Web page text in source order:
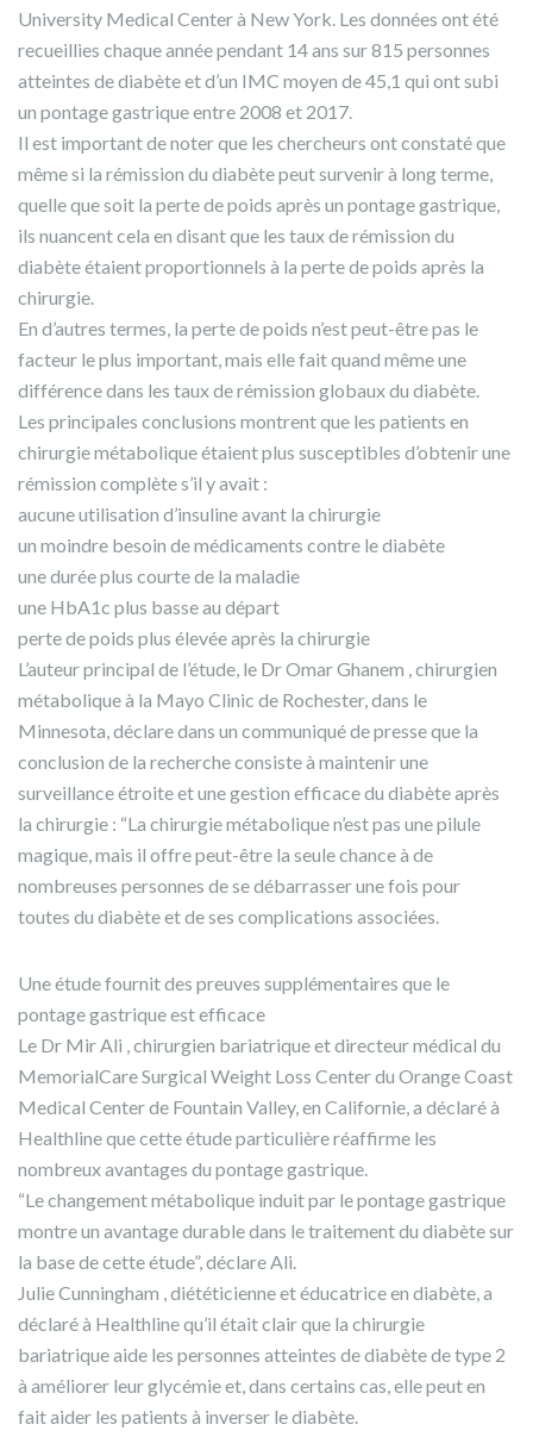
University Medical Center à New York. Les données ont été
recueillies chaque année pendant 14 ans sur 815 personnes
atteintes de diabète et d’un IMC moyen de 45,1 qui ont subi
un pontage gastrique entre 2008 et 2017.
Il est important de noter que les chercheurs ont constaté que
même si la rémission du diabète peut survenir à long terme,
quelle que soit la perte de poids après un pontage gastrique,
ils nuancent cela en disant que les taux de rémission du
diabète étaient proportionnels à la perte de poids après la
chirurgie.
En d’autres termes, la perte de poids n’est peut-être pas le
facteur le plus important, mais elle fait quand même une
différence dans les taux de rémission globaux du diabète.
Les principales conclusions montrent que les patients en
chirurgie métabolique étaient plus susceptibles d’obtenir une
rémission complète s’il y avait :
aucune utilisation d’insuline avant la chirurgie
un moindre besoin de médicaments contre le diabète
une durée plus courte de la maladie
une HbA1c plus basse au départ
perte de poids plus élevée après la chirurgie
L’auteur principal de l’étude, le Dr Omar Ghanem , chirurgien
métabolique à la Mayo Clinic de Rochester, dans le
Minnesota, déclare dans un communiqué de presse que la
conclusion de la recherche consiste à maintenir une
surveillance étroite et une gestion efficace du diabète après
la chirurgie : “La chirurgie métabolique n’est pas une pilule
magique, mais il offre peut-être la seule chance à de
nombreuses personnes de se débarrasser une fois pour
toutes du diabète et de ses complications associées.
Une étude fournit des preuves supplémentaires que le
pontage gastrique est efficace
Le Dr Mir Ali , chirurgien bariatrique et directeur médical du
MemorialCare Surgical Weight Loss Center du Orange Coast
Medical Center de Fountain Valley, en Californie, a déclaré à
Healthline que cette étude particulière réaffirme les
nombreux avantages du pontage gastrique.
“Le changement métabolique induit par le pontage gastrique
montre un avantage durable dans le traitement du diabète sur
la base de cette étude”, déclare Ali.
Julie Cunningham , diététicienne et éducatrice en diabète, a
déclaré à Healthline qu’il était clair que la chirurgie
bariatrique aide les personnes atteintes de diabète de type 2
à améliorer leur glycémie et, dans certains cas, elle peut en
fait aider les patients à inverser le diabète.